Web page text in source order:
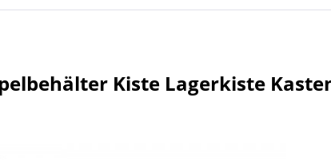
Kiste Lagerkiste